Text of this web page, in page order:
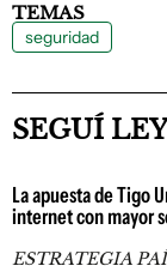
TEMAS
seguridad
SEGUÍ
La apuesta de Tigo
internet con mayor
ESTRATEGIA